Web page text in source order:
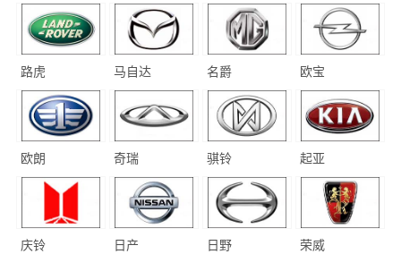
路虎 马自达 名爵 欧宝
欧朗 奇瑞 骐铃 起亚
庆铃 日产 日野 荣威